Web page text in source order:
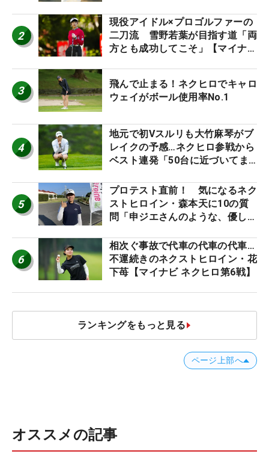
2
現役アイドル×プロゴルファーの
二刀流 雪野若葉が目指す道「両
方とも成功してこそ」【マイナビ
3
飛んで止まる！ネクヒロでキャロ
ウェイがボール使用率No.1
4
地元で初Vスルリも大竹麻琴がブ
レイクの予感…ネクヒロ参戦から
ベスト連発「50台に近づいてま
戦】
5
プロテスト直前！ 気になるネク
ストヒロイン・森本天に10の質
問「申ジエさんのような、優しく
になりたいです」
6
相次ぐ事故で代車の代車の代車…
不運続きのネクストヒロイン・花
下苺【マイナビ ネクヒロ第6戦】
ランキングをもっと見る
ページ上部へ
オススメの記事